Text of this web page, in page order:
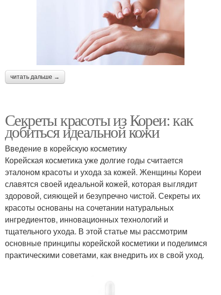
читать дальше →
Секреты красоты из Кореи: как
добиться идеальной кожи
Введение в корейскую косметику
Корейская косметика уже долгие годы считается
эталоном красоты и ухода за кожей. Женщины Кореи
славятся своей идеальной кожей, которая выглядит
здоровой, сияющей и безупречно чистой. Секреты их
красоты основаны на сочетании натуральных
ингредиентов, инновационных технологий и
тщательного ухода. В этой статье мы рассмотрим
основные принципы корейской косметики и поделимся
практическими советами, как внедрить их в свой уход.